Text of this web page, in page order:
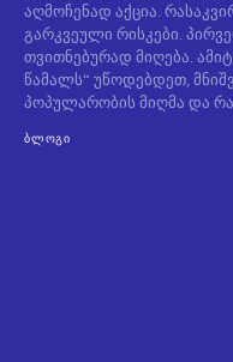
აღმოჩენად აქცია.
გარკვეული რისკები.
თვითნებურად მიღება.
წამალს“ უწოდებდეთ,
პოპულარობის მიღმა და
ᲑᲚᲝᲒᲘ